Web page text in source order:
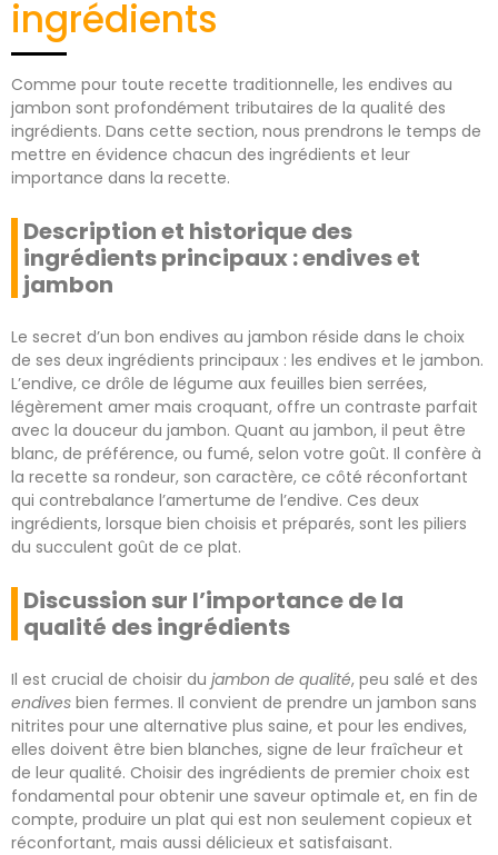
ingrédients
Comme pour toute recette traditionnelle, les endives au
jambon sont profondément tributaires de la qualité des
ingrédients. Dans cette section, nous prendrons le temps de
mettre en évidence chacun des ingrédients et leur
importance dans la recette.
Description et historique des
ingrédients principaux : endives et
jambon
Le secret d’un bon endives au jambon réside dans le choix
de ses deux ingrédients principaux : les endives et le jambon.
L’endive, ce drôle de légume aux feuilles bien serrées,
légèrement amer mais croquant, offre un contraste parfait
avec la douceur du jambon. Quant au jambon, il peut être
blanc, de préférence, ou fumé, selon votre goût. Il confère à
la recette sa rondeur, son caractère, ce côté réconfortant
qui contrebalance l’amertume de l’endive. Ces deux
ingrédients, lorsque bien choisis et préparés, sont les piliers
du succulent goût de ce plat.
Discussion sur l’importance de la
qualité des ingrédients
Il est crucial de choisir du jambon de qualité, peu salé et des
endives bien fermes. Il convient de prendre un jambon sans
nitrites pour une alternative plus saine, et pour les endives,
elles doivent être bien blanches, signe de leur fraîcheur et
de leur qualité. Choisir des ingrédients de premier choix est
fondamental pour obtenir une saveur optimale et, en fin de
compte, produire un plat qui est non seulement copieux et
réconfortant, mais aussi délicieux et satisfaisant.